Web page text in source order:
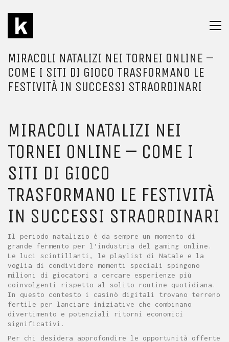
MIRACOLI NATALIZI NEI TORNEI ONLINE –
COME I SITI DI GIOCO TRASFORMANO LE
FESTIVITÀ IN SUCCESSI STRAORDINARI
MIRACOLI NATALIZI NEI
TORNEI ONLINE – COME I
SITI DI GIOCO
TRASFORMANO LE FESTIVITÀ
IN SUCCESSI STRAORDINARI
Il periodo natalizio è da sempre un momento di
grande fermento per l’industria del gaming online.
Le luci scintillanti, le playlist di Natale e la
voglia di condividere momenti speciali spingono
milioni di giocatori a cercare esperienze più
coinvolgenti rispetto al solito routine quotidiana.
In questo contesto i casinò digitali trovano terreno
fertile per lanciare iniziative che combinano
divertimento e potenziali ritorni economici
significativi.
Per chi desidera approfondire le opportunità offerte